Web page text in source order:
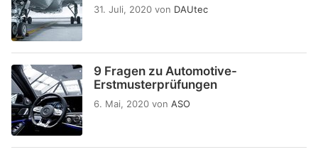
31. Juli, 2020 von DAUtec
9 Fragen zu Automotive-
Erstmusterprüfungen
6. Mai, 2020 von ASO